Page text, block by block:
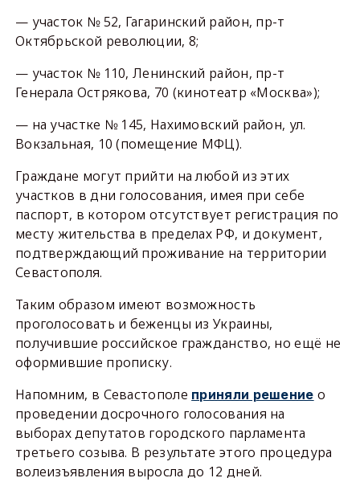
— участок № 52, Гагаринский район, пр-т
Октябрьской революции, 8;
— участок № 110, Ленинский район, пр-т
Генерала Острякова, 70 (кинотеатр «Москва»);
— на участке № 145, Нахимовский район, ул.
Вокзальная, 10 (помещение МФЦ).
Граждане могут прийти на любой из этих
участков в дни голосования, имея при себе
паспорт, в котором отсутствует регистрация по
месту жительства в пределах РФ, и документ,
подтверждающий проживание на территории
Севастополя.
Таким образом имеют возможность
проголосовать и беженцы из Украины,
получившие российское гражданство, но ещё не
оформившие прописку.
Напомним, в Севастополе приняли решение о
проведении досрочного голосования на
выборах депутатов городского парламента
третьего созыва. В результате этого процедура
волеизъявления выросла до 12 дней.